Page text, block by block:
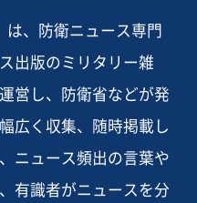
は、防衛ニュース専門
出版のミリタリー雑
営し、防衛省などが発
広く収集、随時掲載し
ニュース頻出の言葉や
有識者がニュースを分